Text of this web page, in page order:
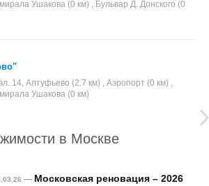
Ушакова (0 км) , Бульвар Д. Донского (0
14, Алтуфьево (2.7 км) , Аэропорт (0 км) ,
Ушакова (0 км)
в Москве
— Московская реновация – 2026